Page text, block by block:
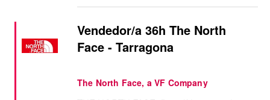
Vendedor/a 36h The North
Face - Tarragona
The North Face, a VF Company